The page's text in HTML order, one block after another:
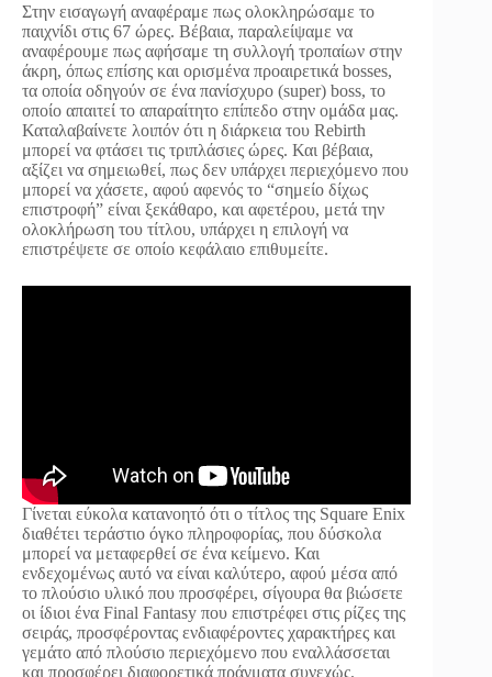
Στην εισαγωγή αναφέραμε πως ολοκληρώσαμε το
παιχνίδι στις 67 ώρες. Βέβαια, παραλείψαμε να
αναφέρουμε πως αφήσαμε τη συλλογή τροπαίων στην
άκρη, όπως επίσης και ορισμένα προαιρετικά bosses,
τα οποία οδηγούν σε ένα πανίσχυρο (super) boss, το
οποίο απαιτεί το απαραίτητο επίπεδο στην ομάδα μας.
Καταλαβαίνετε λοιπόν ότι η διάρκεια του Rebirth
μπορεί να φτάσει τις τριπλάσιες ώρες. Και βέβαια,
αξίζει να σημειωθεί, πως δεν υπάρχει περιεχόμενο που
μπορεί να χάσετε, αφού αφενός το “σημείο δίχως
επιστροφή” είναι ξεκάθαρο, και αφετέρου, μετά την
ολοκλήρωση του τίτλου, υπάρχει η επιλογή να
επιστρέψετε σε οποίο κεφάλαιο επιθυμείτε.
Γίνεται εύκολα κατανοητό ότι ο τίτλος της Square Enix
διαθέτει τεράστιο όγκο πληροφορίας, που δύσκολα
μπορεί να μεταφερθεί σε ένα κείμενο. Και
ενδεχομένως αυτό να είναι καλύτερο, αφού μέσα από
το πλούσιο υλικό που προσφέρει, σίγουρα θα βιώσετε
οι ίδιοι ένα Final Fantasy που επιστρέφει στις ρίζες της
σειράς, προσφέροντας ενδιαφέροντες χαρακτήρες και
γεμάτο από πλούσιο περιεχόμενο που εναλλάσσεται
και προσφέρει διαφορετικά πράγματα συνεχώς.